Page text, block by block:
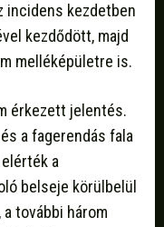
incidens kezdetben
kezdődött, majd
melléképületre is.
érkezett jelentés.
a fagerendás fala
a
belseje körülbelül
további három